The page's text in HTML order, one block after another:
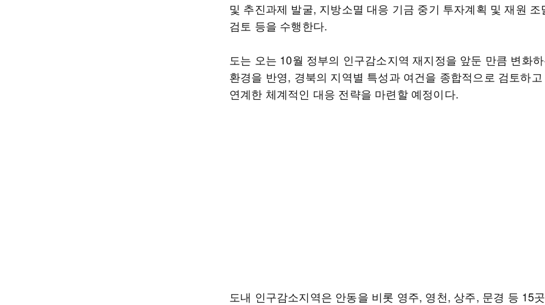
및 추진과제 발굴, 지방소멸 대응 기금 중기 투자계획 및 재원 조
검토 등을 수행한다.
도는 오는 10월 정부의 인구감소지역 재지정을 앞둔 만큼 변화
환경을 반영, 경북의 지역별 특성과 여건을 종합적으로 검토하
연계한 체계적인 대응 전략을 마련할 예정이다.
도내 인구감소지역은 안동을 비롯 영주, 영천, 상주, 문경 등 15